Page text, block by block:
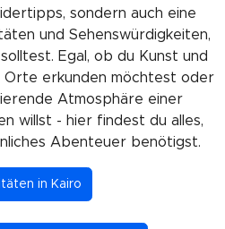
sondern auch eine
und Sehenswürdigkeiten,
Egal, ob du Kunst und
Orte erkunden möchtest oder
Atmosphäre einer
willst - hier findest du alles,
Abenteuer benötigst.
in Kairo